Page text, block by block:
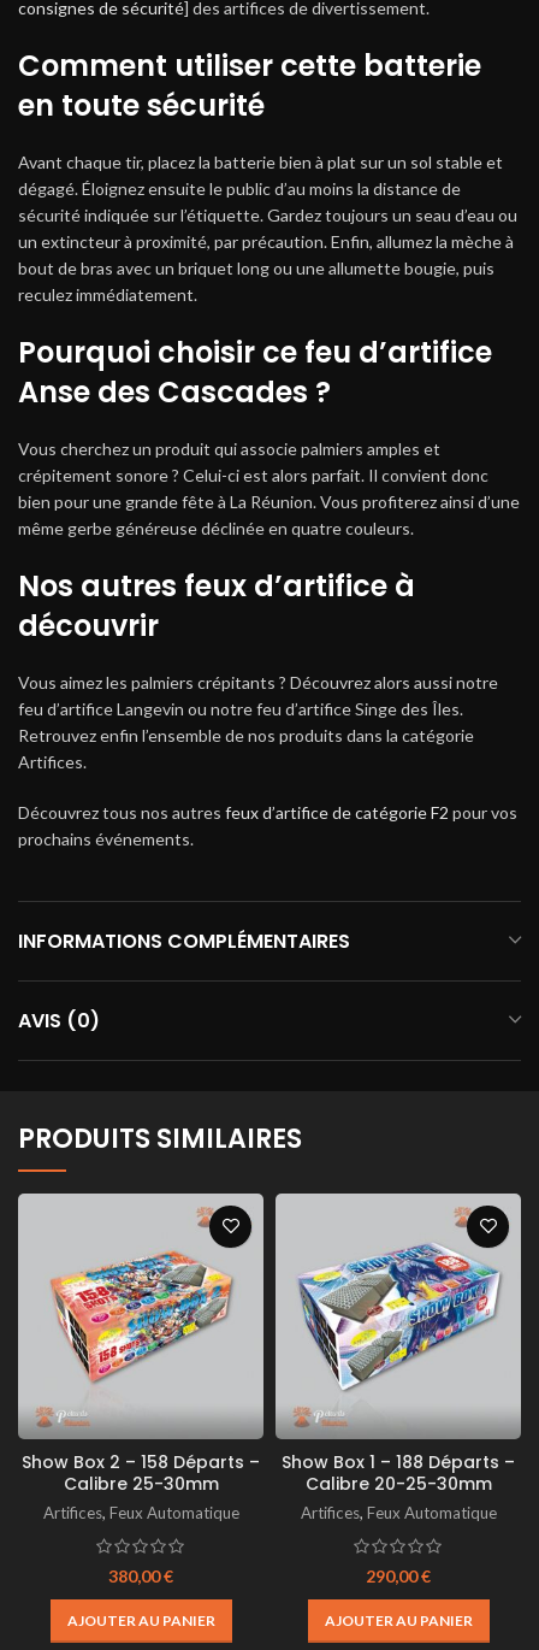
consignes de sécurité] des artifices de divertissement.
Comment utiliser cette batterie
en toute sécurité
Avant chaque tir, placez la batterie bien à plat sur un sol stable et
dégagé. Éloignez ensuite le public d’au moins la distance de
sécurité indiquée sur l’étiquette. Gardez toujours un seau d’eau ou
un extincteur à proximité, par précaution. Enfin, allumez la mèche à
bout de bras avec un briquet long ou une allumette bougie, puis
reculez immédiatement.
Pourquoi choisir ce feu d’artifice
Anse des Cascades ?
Vous cherchez un produit qui associe palmiers amples et
crépitement sonore ? Celui-ci est alors parfait. Il convient donc
bien pour une grande fête à La Réunion. Vous profiterez ainsi d’une
même gerbe généreuse déclinée en quatre couleurs.
Nos autres feux d’artifice à
découvrir
Vous aimez les palmiers crépitants ? Découvrez alors aussi notre
feu d’artifice Langevin ou notre feu d’artifice Singe des Îles.
Retrouvez enfin l’ensemble de nos produits dans la catégorie
Artifices.
Découvrez tous nos autres feux d’artifice de catégorie F2 pour vos
prochains événements.
INFORMATIONS COMPLÉMENTAIRES
AVIS (0)
PRODUITS SIMILAIRES
Show Box 2 – 158 Départs –
Calibre 25-30mm
Artifices, Feux Automatique
380,00€
AJOUTER AU PANIER
Show Box 1 – 188 Départs –
Calibre 20-25-30mm
Artifices, Feux Automatique
290,00€
AJOUTER AU PANIER